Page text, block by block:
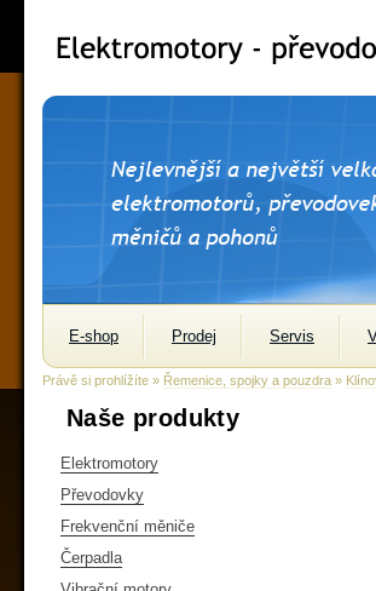
E-shop Prodej Servis
Právě si prohlížíte » Řemenice, spojky a pouzdra »
Naše produkty
Elektromotory
Převodovky
Frekvenční měniče
Čerpadla